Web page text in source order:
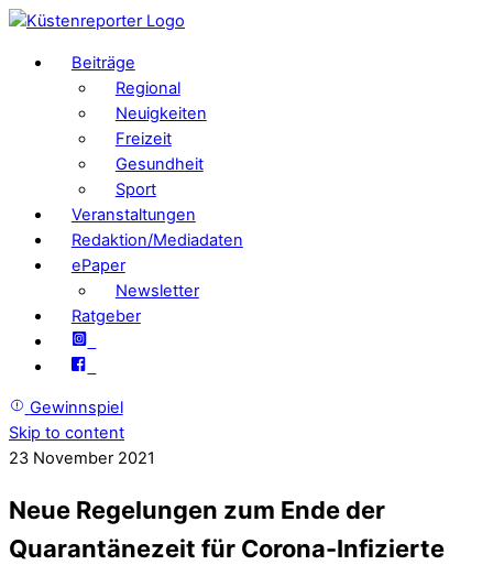
Beiträge
Regional
Neuigkeiten
Freizeit
Gesundheit
Sport
Veranstaltungen
Redaktion/Mediadaten
ePaper
Newsletter
Ratgeber
Gewinnspiel
Skip to content
23 November 2021
Neue Regelungen zum Ende der
Quarantänezeit für Corona-Infizierte